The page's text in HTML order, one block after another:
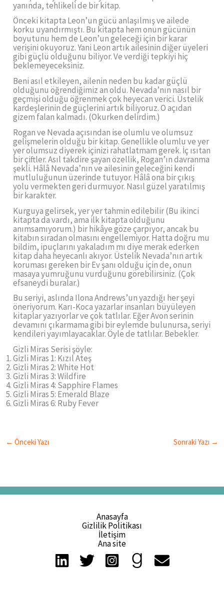
yanında, tehlikeli de bir kitap.
Önceki kitapta Leon’un gücü anlaşılmış ve ailede
korku uyandırmıştı. Bu kitapta hem onun gücünün
boyutunu hem de Leon’un geleceği için bir karar
verişini okuyoruz. Yani Leon artık ailesinin diğer üyeleri
gibi güçlü olduğunu biliyor. Ve verdiği tepkiyi hiç
beklemeyeceksiniz.
Beni asıl etkileyen, ailenin neden bu kadar güçlü
olduğunu öğrendiğimiz an oldu. Nevada’nın nasıl bir
geçmişi olduğu öğrenmek çok heyecan verici. Üstelik
kardeşlerinin de güçlerini artık biliyoruz. O açıdan
gizem falan kalmadı. (Okurken delirdim.)
Rogan ve Nevada açısından ise olumlu ve olumsuz
gelişmelerin olduğu bir kitap. Genellikle olumlu ve yer
yer olumsuz diyerek içinizi rahatlatmam gerek. İç ısıtan
bir çiftler. Asıl takdire şayan özellik, Rogan’ın davranma
şekli. Hâlâ Nevada’nın ve ailesinin geleceğini kendi
mutluluğunun üzerinde tutuyor. Hâlâ ona bir çıkış
yolu vermekten geri durmuyor. Nasıl güzel yaratılmış
bir karakter.
Kurguya gelirsek, yer yer tahmin edilebilir (Bu ikinci
kitapta da vardı, ama ilk kitapta olduğunu
anımsamıyorum.) bir hikâye göze çarpıyor, ancak bu
kitabın sıradan olmasını engellemiyor. Hatta doğru mu
bildim, ipuçlarını yakaladım mı diye merak ederken
kitap daha heyecanlı akıyor. Üstelik Nevada’nın artık
koruması gereken bir Ev şanı olduğu için de, onun
masaya yumruğunu vurduğunu görebilirsiniz. (Çok
efsaneydi buralar.)
Bu seriyi, aslında Ilona Andrews’un yazdığı her şeyi
öneriyorum. Karı-Koca yazarlar insanları büyüleyen
kitaplar yazıyorlar ve çok tatlılar. Eğer Avon serinin
devamını çıkarmama gibi bir eylemde bulunursa, seriyi
kendileri yayımlayacaklar. Öyle de tatlılar. Bebekler.
Gizli Miras Serisi şöyle:
Gizli Miras 1: Kızıl Ateş
Gizli Miras 2: White Hot
Gizli Miras 3: Wildfire
Gizli Miras 4: Sapphire Flames
Gizli Miras 5: Emerald Blaze
Gizli Miras 6: Ruby Fever
← Önceki Yazı Sonraki Yazı →
Anasayfa
Gizlilik Politikası
İletişim
Ana site